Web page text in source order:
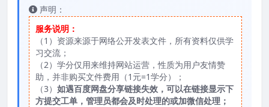
声明：
服务说明：
（1）资源来源于网络公开发表文件，所有资料仅供学
习交流；
（2）学分仅用来维持网站运营，性质为用户友情赞
助，并非购买文件费用（1元=1学分）；
（3） 如遇百度网盘分享链接失效，可以在链接显示下
方提交工单，管理员都会及时处理的或加微信处理；